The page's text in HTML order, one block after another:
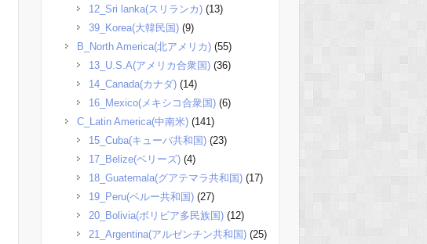
12_Sri lanka(スリランカ)(13)
39_Korea(大韓民国)(9)
B_North America(北アメリカ)(55)
13_U.S.A(アメリカ合衆国)(36)
14_Canada(カナダ)(14)
16_Mexico(メキシコ合衆国)(6)
C_Latin America(中南米)(141)
15_Cuba(キューバ共和国)(23)
17_Belize(ベリーズ)(4)
18_Guatemala(グアテマラ共和国)(17)
19_Peru(ペルー共和国)(27)
20_Bolivia(ボリビア多民族国)(12)
21_Argentina(アルゼンチン共和国)(25)